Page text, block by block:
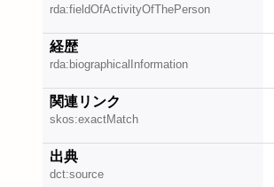
rda:fieldOfActivityOfThePerson
経歴
rda:biographicalInformation
関連リンク
skos:exactMatch
出典
dct:source